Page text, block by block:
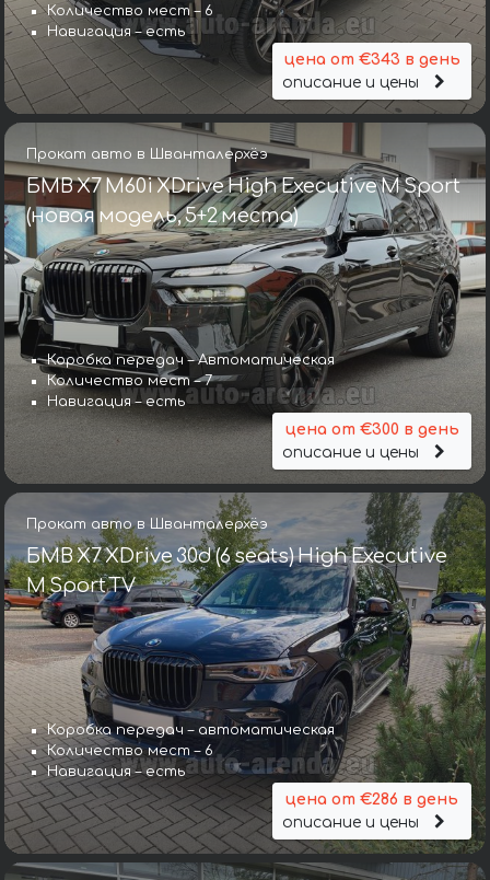
Количество мест – 6
Навигация – есть
цена от €343 в день
описание и цены
Прокат авто в Шванталерхёэ
БМВ X7 M60i XDrive High Executive M Sport
(новая модель, 5+2 места)
Коробка передач – Автоматическая
Количество мест – 7
Навигация – есть
цена от €300 в день
описание и цены
Прокат авто в Шванталерхёэ
БМВ X7 XDrive 30d (6 seats) High Executive
M Sport TV
Коробка передач – автоматическая
Количество мест – 6
Навигация – есть
цена от €286 в день
описание и цены